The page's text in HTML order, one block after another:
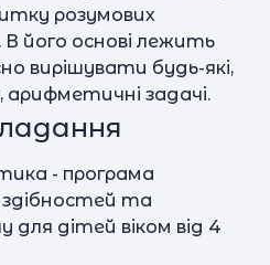
розумових
його основі лежить
вирішувати будь-які,
арифметичні задачі.
- програма
здібностей та
для дітей віком від 4